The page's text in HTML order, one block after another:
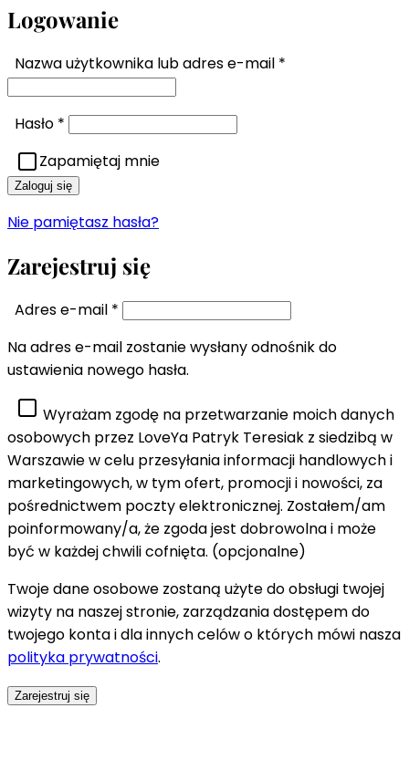
Logowanie
Nazwa użytkownika lub adres e-mail *
Hasło * Wymagane
Zapamiętaj mnie
Zaloguj się
Nie pamiętasz hasła?
Zarejestruj się
Adres e-mail * Wymagane
Na adres e-mail zostanie wysłany odnośnik do
ustawienia nowego hasła.
Wyrażam zgodę na przetwarzanie moich danych
osobowych przez LoveYa Patryk Teresiak z siedzibą w
Warszawie w celu przesyłania informacji handlowych i
marketingowych, w tym ofert, promocji i nowości, za
pośrednictwem poczty elektronicznej. Zostałem/am
poinformowany/a, że zgoda jest dobrowolna i może
być w każdej chwili cofnięta. (opcjonalne)
Twoje dane osobowe zostaną użyte do obsługi twojej
wizyty na naszej stronie, zarządzania dostępem do
twojego konta i dla innych celów o których mówi nasza
polityka prywatności.
Zarejestruj się